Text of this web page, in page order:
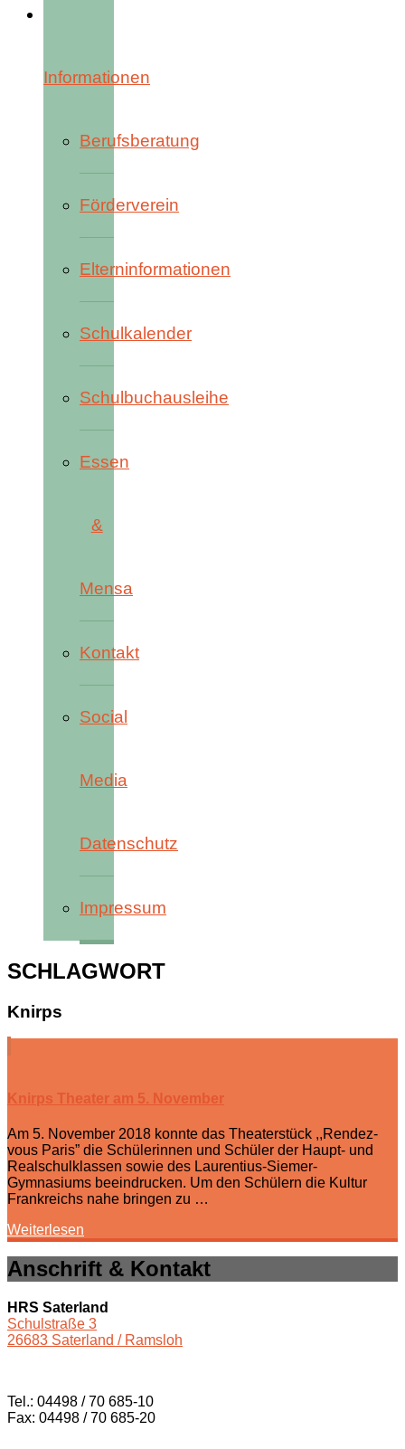
Informationen
Berufsberatung
Förderverein
Elterninformationen
Schulkalender
Schulbuchausleihe
Essen
&
Mensa
Kontakt
Social
Media
Datenschutz
Impressum
SCHLAGWORT
Knirps
Knirps Theater am 5. November
Am 5. November 2018 konnte das Theaterstück ,,Rendez-
vous Paris” die Schülerinnen und Schüler der Haupt- und
Realschulklassen sowie des Laurentius-Siemer-
Gymnasiums beeindrucken. Um den Schülern die Kultur
Frankreichs nahe bringen zu …
Weiterlesen
Anschrift & Kontakt
HRS Saterland
Schulstraße 3
26683 Saterland / Ramsloh
Tel.: 04498 / 70 685-10
Fax: 04498 / 70 685-20